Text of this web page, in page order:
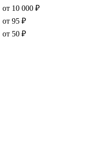
от 10 000 ₽
от 95 ₽
от 50 ₽